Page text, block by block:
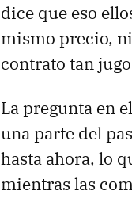
dice que eso
mismo precio,
contrato tan
La pregunta en
una parte del
hasta ahora, lo
mientras las